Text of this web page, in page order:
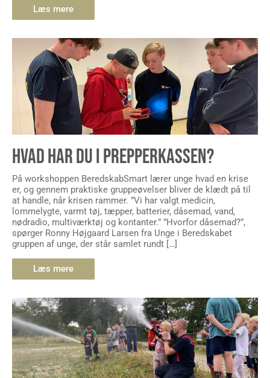
Læs mere
HVAD HAR DU I PREPPERKASSEN?
På workshoppen BeredskabSmart lærer unge hvad en krise
er, og gennem praktiske gruppeøvelser bliver de klædt på til
at handle, når krisen rammer. ”Vi har valgt medicin,
lommelygte, varmt tøj, tæpper, batterier, dåsemad, vand,
nødradio, multiværktøj og kontanter.” ”Hvorfor dåsemad?”,
spørger Ronny Højgaard Larsen fra Unge i Beredskabet
gruppen af unge, der står samlet rundt […]
Læs mere